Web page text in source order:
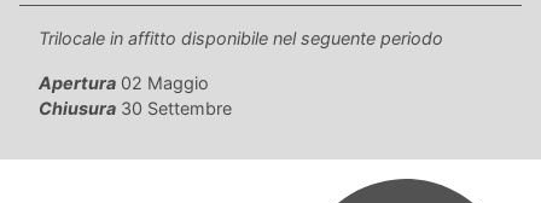
Trilocale in affitto disponibile nel seguente periodo
Apertura 02 Maggio
Chiusura 30 Settembre